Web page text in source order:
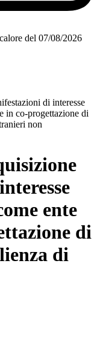
del 07/08/2026
di interesse
in co-progettazione di
non
ente
di
di